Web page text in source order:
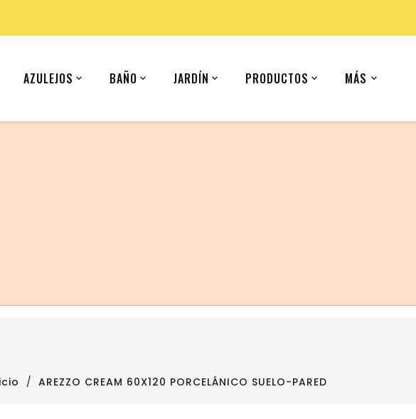
AZULEJOS BAÑO JARDÍN PRODUCTOS MÁS
States).
AREZZO CREAM 60X120 PORCELÁNICO SUELO-PARED